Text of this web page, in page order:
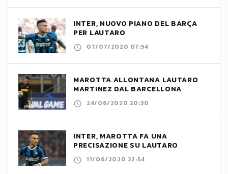
INTER, NUOVO PIANO DEL BARÇA
PER LAUTARO
07/07/2020 07:54
MAROTTA ALLONTANA LAUTARO
MARTINEZ DAL BARCELLONA
24/06/2020 20:30
INTER, MAROTTA FA UNA
PRECISAZIONE SU LAUTARO
11/06/2020 22:54